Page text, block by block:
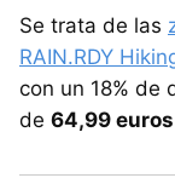
Se trata de las
RAIN.RDY
con un 18% de
de 64,99 euros